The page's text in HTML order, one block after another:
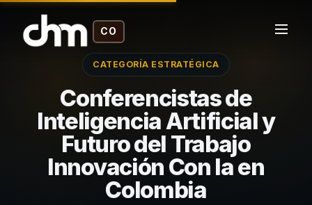
CO
CATEGORÍA ESTRATÉGICA
Conferencistas de
Inteligencia Artificial y
Futuro del Trabajo
Innovación Con Ia en
Colombia